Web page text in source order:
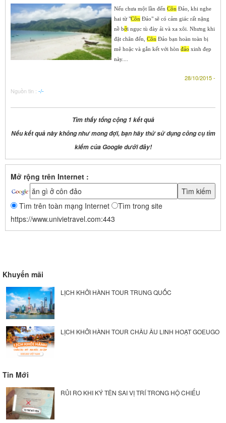
Nếu chưa một lần đến Côn Đảo, khi nghe
hai từ "Côn Đảo" sẽ có cảm giác rất nặng
nề bởi ngục tù đày ải và xa xôi. Nhưng khi
đặt chân đến, Côn Đảo bạn hoàn toàn bị
mê hoặc và gắn kết với hòn đảo xinh đẹp
này....
28/10/2015 -
Nguồn tin : -/-
Tìm thấy tổng cộng 1 kết quả
Nếu kết quả này không như mong đợi, bạn hãy thử sử dụng công cụ tìm
kiếm của Google dưới đây!
Mở rộng trên Internet :
Tìm trên toàn mạng Internet
Tìm trong site
https://www.univietravel.com:443
Khuyến mãi
LỊCH KHỞI HÀNH TOUR TRUNG QUỐC
LỊCH KHỞI HÀNH TOUR CHÂU ÂU LINH HOẠT GOEUGO
Tin Mới
RỦI RO KHI KÝ TÊN SAI VỊ TRÍ TRONG HỘ CHIẾU